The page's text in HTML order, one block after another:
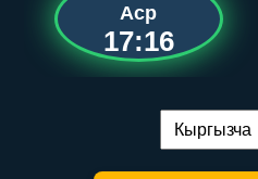
Аср
17:16
Тилди